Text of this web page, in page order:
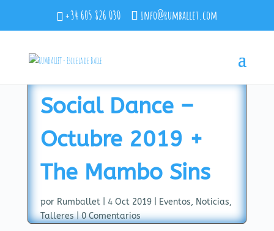
+34 605 826 030 info@rumballet.com
Social Dance –
Octubre 2019 +
The Mambo Sins
por Rumballet| 4 Oct 2019| Eventos, Noticias,
Talleres|0 Comentarios